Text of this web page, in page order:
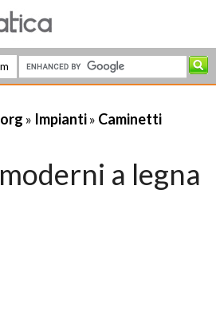
» Impianti» Caminetti
a legna